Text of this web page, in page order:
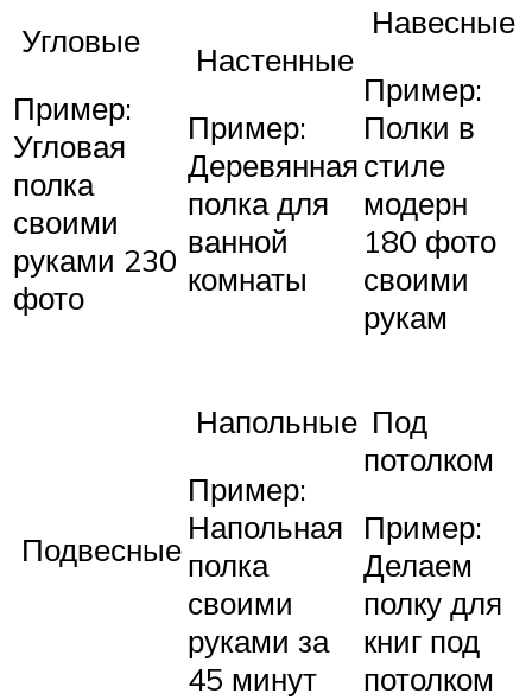
Угловые
Пример:
Угловая
полка
своими
руками 230
фото
Настенные
Пример:
Деревянная
полка для
ванной
комнаты
Навесные
Пример:
Полки в
стиле
модерн
180 фото
своими
рукам
Подвесные
Напольные
Пример:
Напольная
полка
своими
руками за
45 минут
Под
потолком
Пример:
Делаем
полку для
книг под
потолком